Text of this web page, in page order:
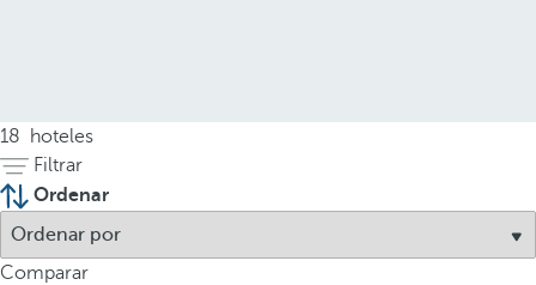
18
hoteles
Filtrar
Ordenar
Comparar